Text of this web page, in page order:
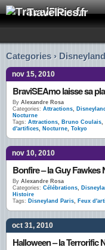
TravelPics.fr
Categories ›
nov 15, 2010
BraviSEAmo laisse sa
By Alexandre Rosa
Categories: Attractions,
Nocturne
Tags: Attractions, Bruno Coulais,
d'artifices, Nocturne, Tokyo
nov 10, 2010
By Alexandre Rosa
Categories: Célébrations,
Histoire
Tags: Disneyland Paris, Feux
oct 31, 2010